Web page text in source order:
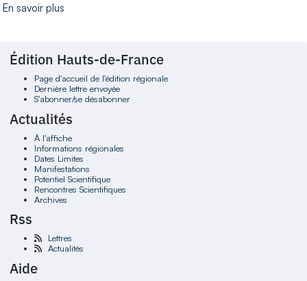
En savoir plus
Édition Hauts-de-France
Page d'accueil de l'édition régionale
Dernière lettre envoyée
S'abonner/se désabonner
Actualités
À l'affiche
Informations régionales
Dates Limites
Manifestations
Potentiel Scientifique
Rencontres Scientifiques
Archives
Rss
Lettres
Actualités
Aide